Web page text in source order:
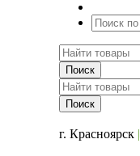
г. Красноярск |